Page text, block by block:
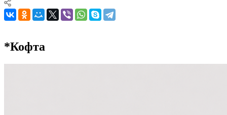
*Кофта